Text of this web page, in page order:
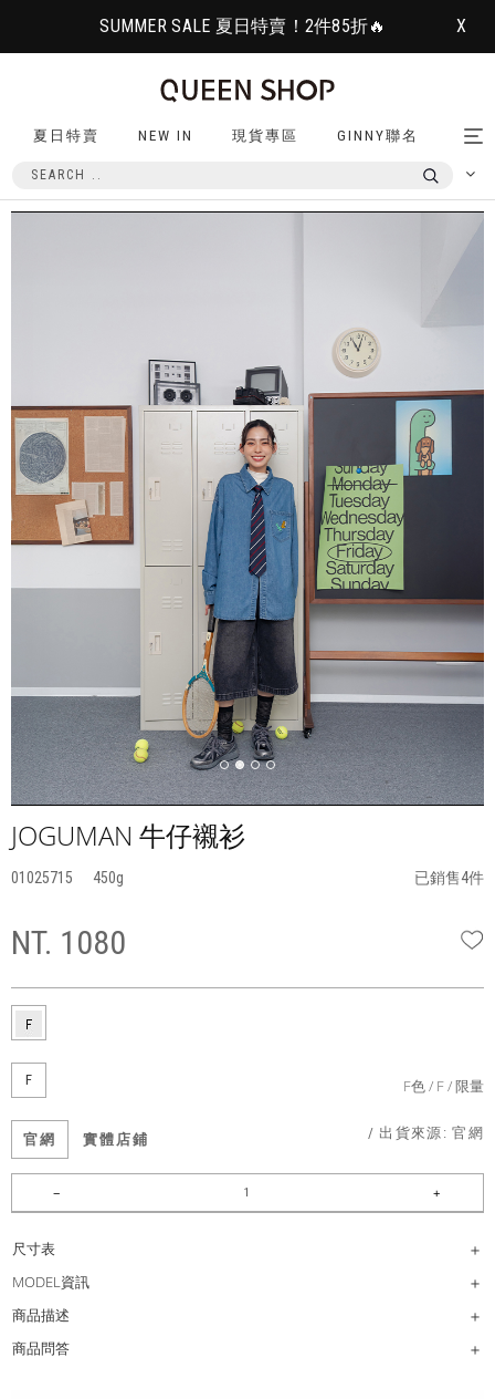
SUMMER SALE 夏日特賣！2件85折🔥 X
夏日特賣 NEW IN 現貨專區 GINNY聯名
JOGUMAN 牛仔襯衫
01025715 450 已銷售4件
NT. 1080
F F色 F 限量
官網 實體店鋪 / 出貨來源:官網
尺寸表
MODEL資訊
商品描述
商品問答